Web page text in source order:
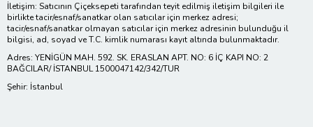
İletişim: Satıcının Çiçeksepeti tarafından teyit edilmiş iletişim bilgileri ile
birlikte tacir/esnaf/sanatkar olan satıcılar için merkez adresi;
tacir/esnaf/sanatkar olmayan satıcılar için merkez adresinin bulunduğu il
bilgisi, ad, soyad ve T.C. kimlik numarası kayıt altında bulunmaktadır.
Adres: YENİGÜN MAH. 592. SK. ERASLAN APT. NO: 6 İÇ KAPI NO: 2
BAĞCILAR/ İSTANBUL 1500047142/342/TUR
Şehir: İstanbul